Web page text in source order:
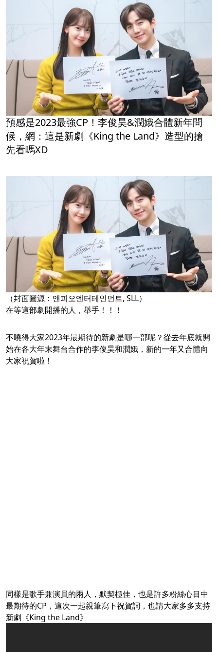
預感是2023最強CP！李俊昊&潤娥合體新年問
候，網：這是新劇《King the Land》造型的搶
先看嗎XD
（封面圖源：앤피오엔터테인먼트, SLL）
在等這部劇開播的人，舉手！！！
不曉得大家2023年最期待的新劇是哪一部呢？從去年底就開
始在各大年末舞台合作的李俊昊和潤娥，新的一年又合體向
大家祝賀啦！
同樣是歌手兼演員的兩人，默契極佳，也是許多粉絲心目中
最期待的CP，這次一起親筆寫下祝賀詞，也請大家多多支持
新劇《King the Land》